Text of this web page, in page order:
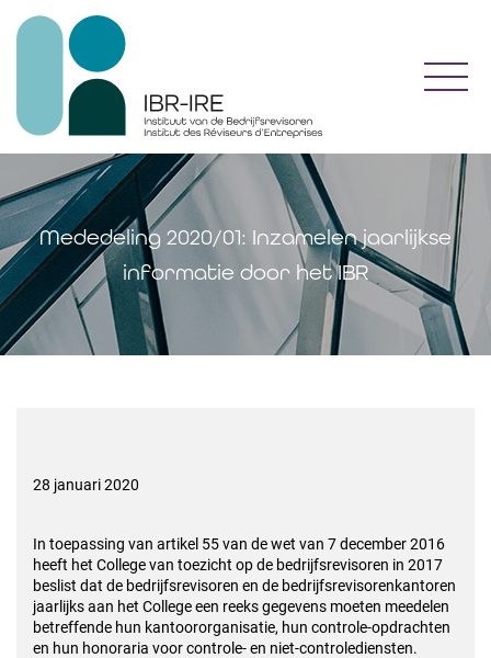
Mededeling 2020/01: Inzamelen jaarlijkse
informatie door het IBR
28 januari 2020
In toepassing van artikel 55 van de wet van 7 december 2016
heeft het College van toezicht op de bedrijfsrevisoren in 2017
beslist dat de bedrijfsrevisoren en de bedrijfsrevisorenkantoren
jaarlijks aan het College een reeks gegevens moeten meedelen
betreffende hun kantoororganisatie, hun controle-opdrachten
en hun honoraria voor controle- en niet-controlediensten.